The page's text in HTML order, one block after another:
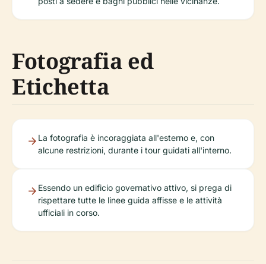
Fotografia ed
Etichetta
La fotografia è incoraggiata all'esterno e, con
alcune restrizioni, durante i tour guidati all'interno.
Essendo un edificio governativo attivo, si prega di
rispettare tutte le linee guida affisse e le attività
ufficiali in corso.